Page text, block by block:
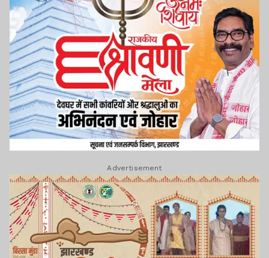
Advertisement